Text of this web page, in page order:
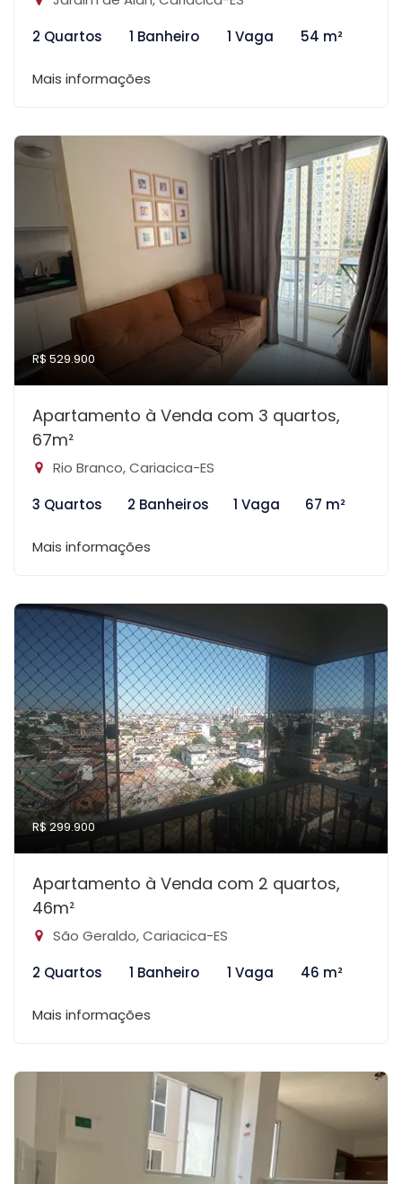
2 Quartos
1 Banheiro 1 Vaga 54 m²
Mais informações
R$ 529.900
Apartamento à Venda com 3 quartos,
67m²
Rio Branco, Cariacica-ES
3 Quartos
2 Banheiros 1 Vaga 67 m²
Mais informações
R$ 299.900
Apartamento à Venda com 2 quartos,
46m²
São Geraldo, Cariacica-ES
2 Quartos
1 Banheiro 1 Vaga 46 m²
Mais informações